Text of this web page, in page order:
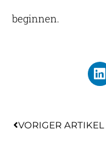
beginnen.
VORIGER ARTIKEL